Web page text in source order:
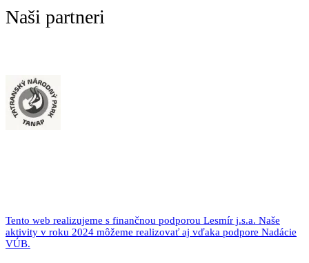
Naši partneri
Tento web realizujeme s finančnou podporou Lesmír j.s.a. Naše
aktivity v roku 2024 môžeme realizovať aj vďaka podpore Nadácie
VÚB.